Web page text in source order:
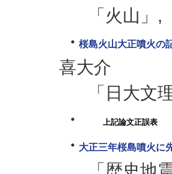
「火山
桜島火山大正噴火の
喜大介
「日大文
上記論文正誤表
大正三年桜島噴火に